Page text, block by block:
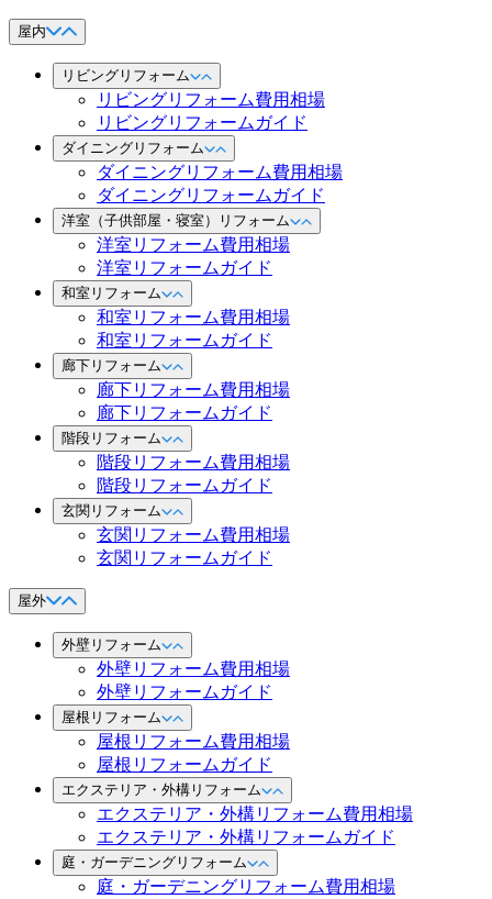
屋内
リビングリフォーム
リビングリフォーム費用相場
リビングリフォームガイド
ダイニングリフォーム
ダイニングリフォーム費用相場
ダイニングリフォームガイド
洋室（子供部屋・寝室）リフォーム
洋室リフォーム費用相場
洋室リフォームガイド
和室リフォーム
和室リフォーム費用相場
和室リフォームガイド
廊下リフォーム
廊下リフォーム費用相場
廊下リフォームガイド
階段リフォーム
階段リフォーム費用相場
階段リフォームガイド
玄関リフォーム
玄関リフォーム費用相場
玄関リフォームガイド
屋外
外壁リフォーム
外壁リフォーム費用相場
外壁リフォームガイド
屋根リフォーム
屋根リフォーム費用相場
屋根リフォームガイド
エクステリア・外構リフォーム
エクステリア・外構リフォーム費用相場
エクステリア・外構リフォームガイド
庭・ガーデニングリフォーム
庭・ガーデニングリフォーム費用相場